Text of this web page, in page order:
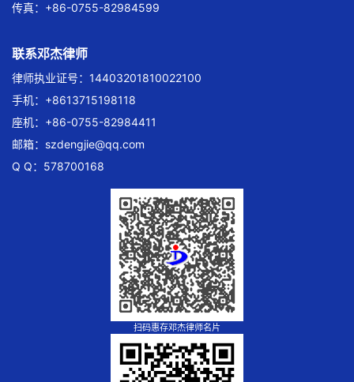
传真：+86-0755-82984599
联系邓杰律师
律师执业证号：14403201810022100
手机：+8613715198118
座机：+86-0755-82984411
邮箱： szdengjie@qq.com
Q Q：578700168
扫码惠存邓杰律师名片